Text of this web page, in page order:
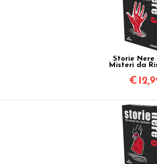
Storie Nere
Misteri da
€